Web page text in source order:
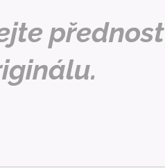
přednost